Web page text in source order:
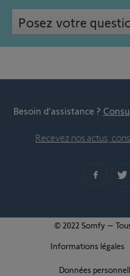
Posez votre
Besoin d’assistance ?
Recevez nos actus,
© 2022 Somfy –
Informations légales
Données